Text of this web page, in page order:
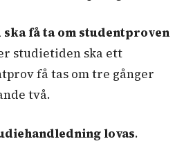
få ta om studentproven
studietiden ska ett
få tas om tre gånger
två.
lovas.